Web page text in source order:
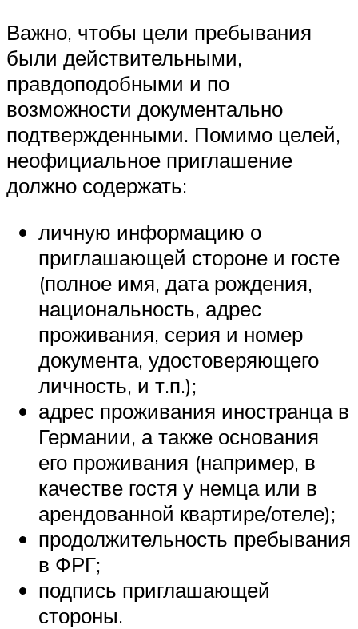
Важно, чтобы цели пребывания
были действительными,
правдоподобными и по
возможности документально
подтвержденными. Помимо целей,
неофициальное приглашение
должно содержать:
личную информацию о
приглашающей стороне и госте
(полное имя, дата рождения,
национальность, адрес
проживания, серия и номер
документа, удостоверяющего
личность, и т.п.);
адрес проживания иностранца в
Германии, а также основания
его проживания (например, в
качестве гостя у немца или в
арендованной квартире/отеле);
продолжительность пребывания
в ФРГ;
подпись приглашающей
стороны.